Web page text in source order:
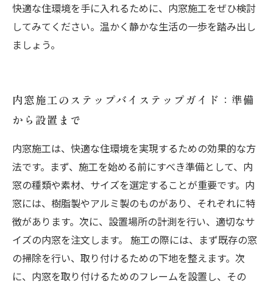
快適な住環境を手に入れるために、内窓施工をぜひ検討
してみてください。温かく静かな生活の一歩を踏み出し
ましょう。
内窓施工のステップバイステップガイド：準備
から設置まで
内窓施工は、快適な住環境を実現するための効果的な方
法です。まず、施工を始める前にすべき準備として、内
窓の種類や素材、サイズを選定することが重要です。内
窓には、樹脂製やアルミ製のものがあり、それぞれに特
徴があります。次に、設置場所の計測を行い、適切なサ
イズの内窓を注文します。 施工の際には、まず既存の窓
の掃除を行い、取り付けるための下地を整えます。次
に、内窓を取り付けるためのフレームを設置し、その